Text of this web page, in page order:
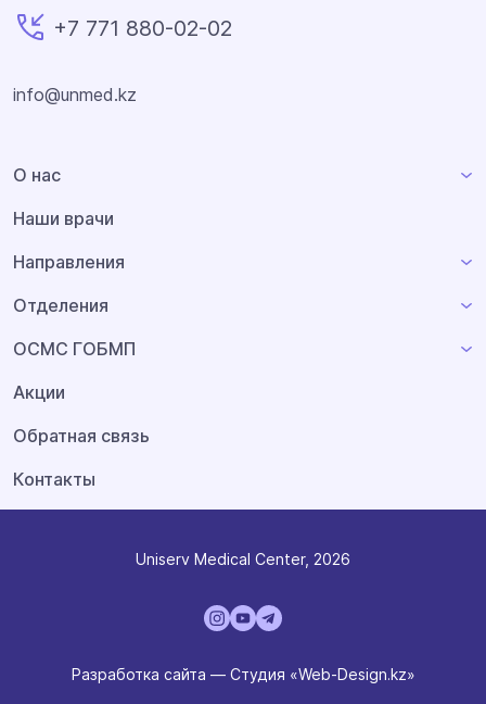
+7 771 880-02-02
info@unmed.kz
О нас
Наши врачи
Направления
Отделения
ОСМС ГОБМП
Акции
Обратная связь
Контакты
Uniserv Medical Center, 2026
Разработка сайта — Студия «Web-Design.kz»